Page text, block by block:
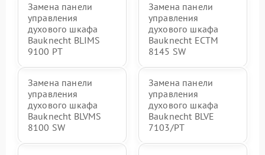
Замена панели
управления
духового шкафа
Bauknecht BLIMS
9100 PT
Замена панели
управления
духового шкафа
Bauknecht ECTM
8145 SW
Замена панели
управления
духового шкафа
Bauknecht BLVMS
8100 SW
Замена панели
управления
духового шкафа
Bauknecht BLVE
7103/PT